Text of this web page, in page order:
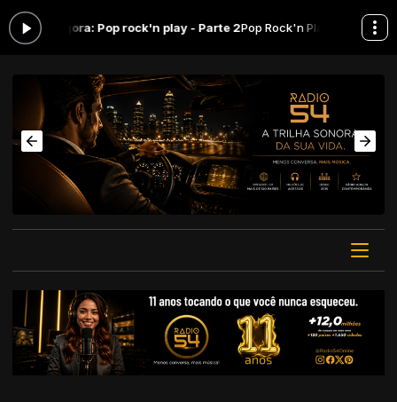
agora: Pop rock'n play - Parte 2Pop Rock'n Play com Glaudia